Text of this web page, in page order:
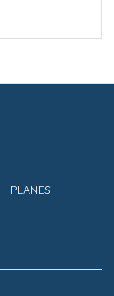
- PLANES